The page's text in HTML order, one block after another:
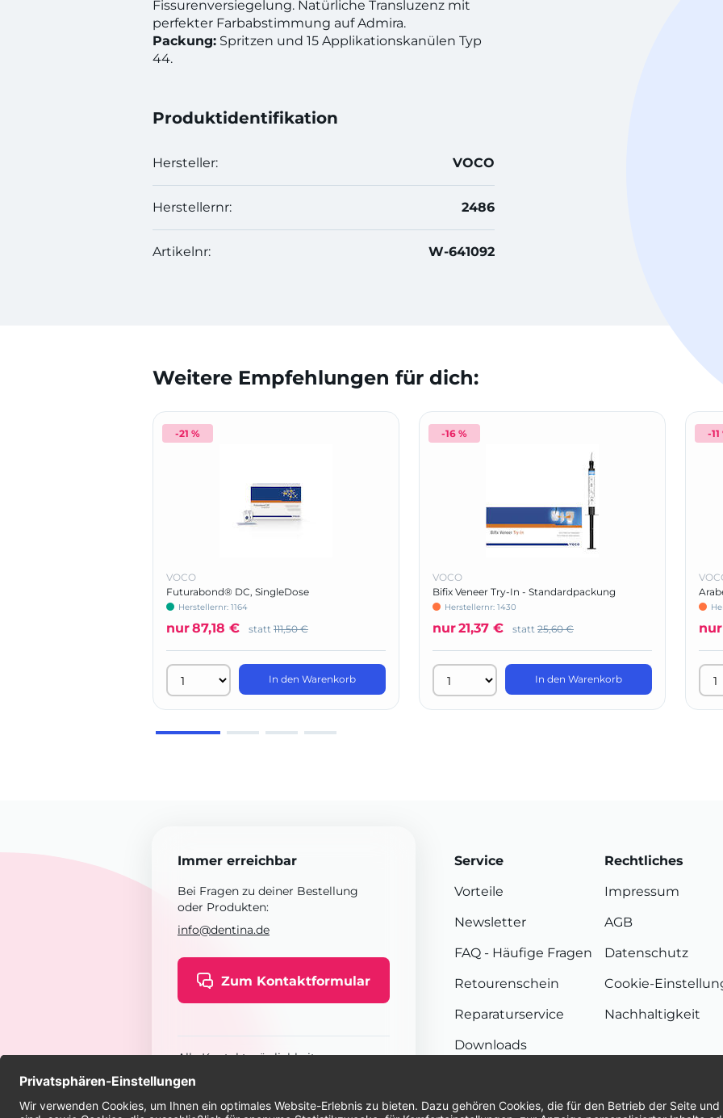
Fissurenversiegelung. Natürliche Transluzenz mit
perfekter Farbabstimmung auf Admira.
Packung: Spritzen und 15 Applikationskanülen Typ
44.
Produktidentifikation
Hersteller: VOCO
Herstellernr: 2486
Artikelnr: W-641092
Weitere Empfehlungen für dich:
-21 %
VOCO
Futurabond® DC, SingleDose
Herstellernr: 1164
nur87,18 € statt 111,50 €
In den Warenkorb
-16 %
VOCO
Bifix Veneer Try-In - Standardpackung
Herstellernr: 1430
nur21,37 € statt 25,60 €
In den Warenkorb
-11
nur
Immer erreichbar
Bei Fragen zu deiner Bestellung
oder Produkten:
info@dentina.de
Zum Kontaktformular
Alle Kontaktmöglichkeiten
Service
Vorteile
Newsletter
FAQ - Häufige Fragen
Retourenschein
Reparaturservice
Downloads
Rechtliches
Impressum
AGB
Datenschutz
Cookie-
Nachhaltigkeit